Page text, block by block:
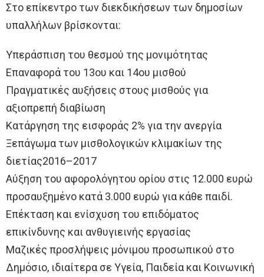
Στο επίκεντρο των διεκδικήσεων των δημοσίων
υπαλλήλων βρίσκονται:
Υπεράσπιση του θεσμού της μονιμότητας
Επαναφορά του 13ου και 14ου μισθού
Πραγματικές αυξήσεις στους μισθούς για
αξιοπρεπή διαβίωση
Κατάργηση της εισφοράς 2% για την ανεργία
Ξεπάγωμα των μισθολογικών κλιμακίων της
διετίας2016–2017
Αύξηση του αφορολόγητου ορίου στις 12.000 ευρώ
προσαυξημένο κατά 3.000 ευρώ για κάθε παιδί.
Επέκταση και ενίσχυση του επιδόματος
επικίνδυνης και ανθυγιεινής εργασίας
Μαζικές προσλήψεις μόνιμου προσωπικού στο
Δημόσιο, ιδιαίτερα σε Υγεία, Παιδεία και Κοινωνική